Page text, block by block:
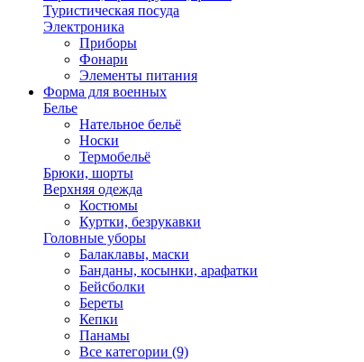
Туристическая посуда
Электроника
Приборы
Фонари
Элементы питания
Форма для военных
Белье
Нательное бельё
Носки
Термобельё
Брюки, шорты
Верхняя одежда
Костюмы
Куртки, безрукавки
Головные уборы
Балаклавы, маски
Банданы, косынки, арафатки
Бейсболки
Береты
Кепки
Панамы
Все категории (9)